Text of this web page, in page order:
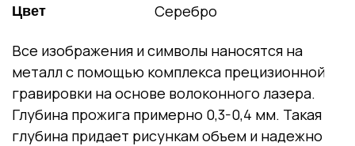
Цвет Серебро
Все изображения и символы наносятся на
металл с помощью комплекса прецизионной
гравировки на основе волоконного лазера.
Глубина прожига примерно 0,3-0,4 мм. Такая
глубина придает рисункам объем и надежно